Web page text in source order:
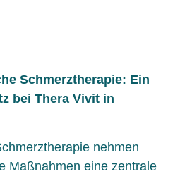
Schmerztherapie: Ein
bei Thera Vivit in
nehmen
Maßnahmen eine zentrale